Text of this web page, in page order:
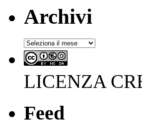
Archivi
Archivi
LICENZA
Feed